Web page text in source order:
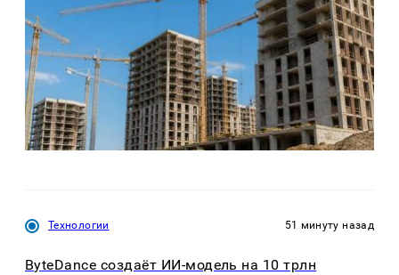
Технологии 51 минуту назад
ByteDance создаёт ИИ-модель на 10 трлн